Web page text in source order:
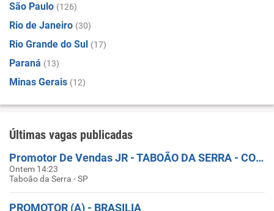
São Paulo (126)
Rio de Janeiro (30)
Rio Grande do Sul (17)
Paraná (13)
Minas Gerais (12)
Últimas vagas publicadas
Promotor De Vendas JR - TABOÃO DA SERRA - COBERTURA DE FERIAS
Ontem 14:23
Taboão da Serra - SP
PROMOTOR (A) - BRASILIA